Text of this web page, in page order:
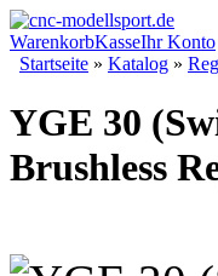
WarenkorbKasseIhr Konto
Startseite » Katalog »
YGE 30
Brushless